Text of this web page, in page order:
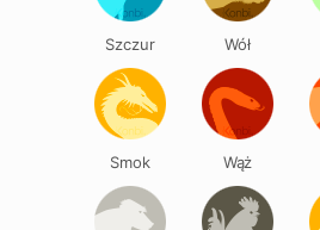
Szczur Wół
Smok Wąż